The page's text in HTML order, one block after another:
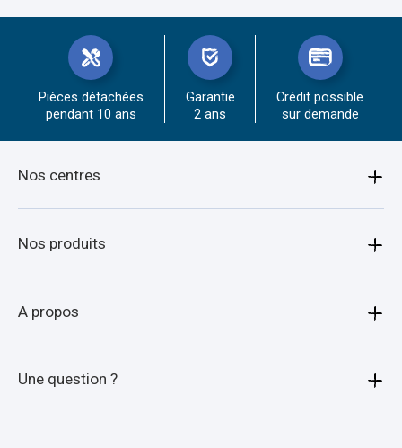
Pièces détachées
pendant 10 ans
Garantie
2 ans
Crédit possible
sur demande
Nos centres
Amiens
Arras
Boulogne-sur-mer
Nos produits
Porte quad
A propos
Qui sommes-nous ?
Une question ?